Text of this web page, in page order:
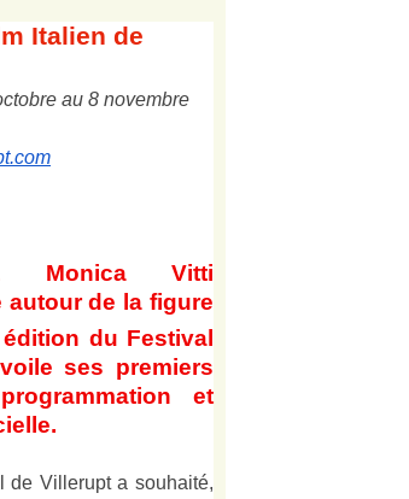
Italien de
au 8 novembre
Monica Vitti
autour de la figure
édition du Festival
ses premiers
et
.
de Villerupt a souhaité,